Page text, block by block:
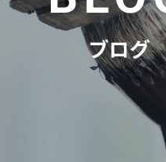
ブログ